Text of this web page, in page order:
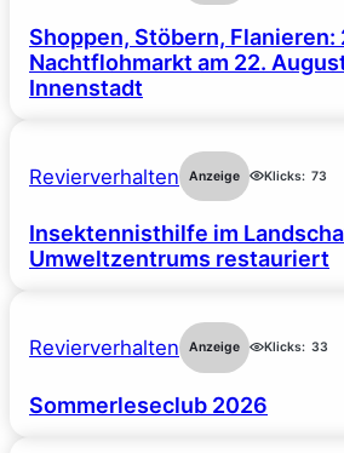
Shoppen, Stöbern, Flanieren:
Nachtflohmarkt am 22.
Innenstadt
Revierverhalten Anzeige Klicks: 73
Insektennisthilfe im
Umweltzentrums restauriert
Revierverhalten Anzeige Klicks: 33
Sommerleseclub 2026